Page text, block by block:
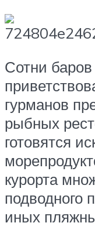
Сотни
гурманов
рыбных
готовятся
курорта
подводного
иных